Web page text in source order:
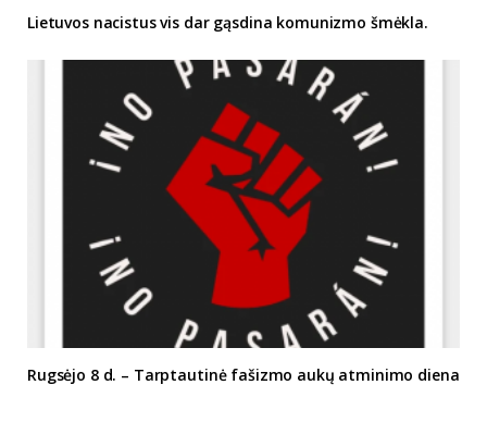
Lietuvos nacistus vis dar gąsdina komunizmo šmėkla.
Rugsėjo 8 d. – Tarptautinė fašizmo aukų atminimo diena